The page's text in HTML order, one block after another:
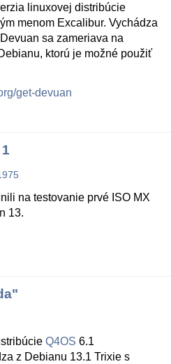
linuxovej distribúcie
menom Excalibur. Vychádza
sa zameriava na
ktorú je možné použiť
get-devuan
na testovanie prvé ISO MX
13.
Q4OS 6.1
z Debianu 13.1 Trixie s